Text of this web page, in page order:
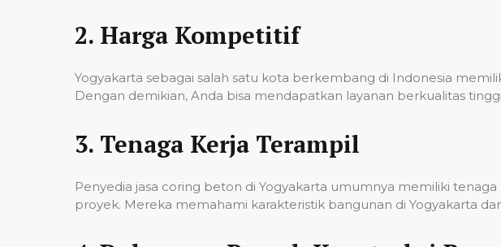
2. Harga Kompetitif
Yogyakarta sebagai salah satu kota berkembang di Indonesia
Dengan demikian, Anda bisa mendapatkan layanan berkualitas
3. Tenaga Kerja Terampil
Penyedia jasa coring beton di Yogyakarta umumnya memiliki
proyek. Mereka memahami karakteristik bangunan di Yogyakarta